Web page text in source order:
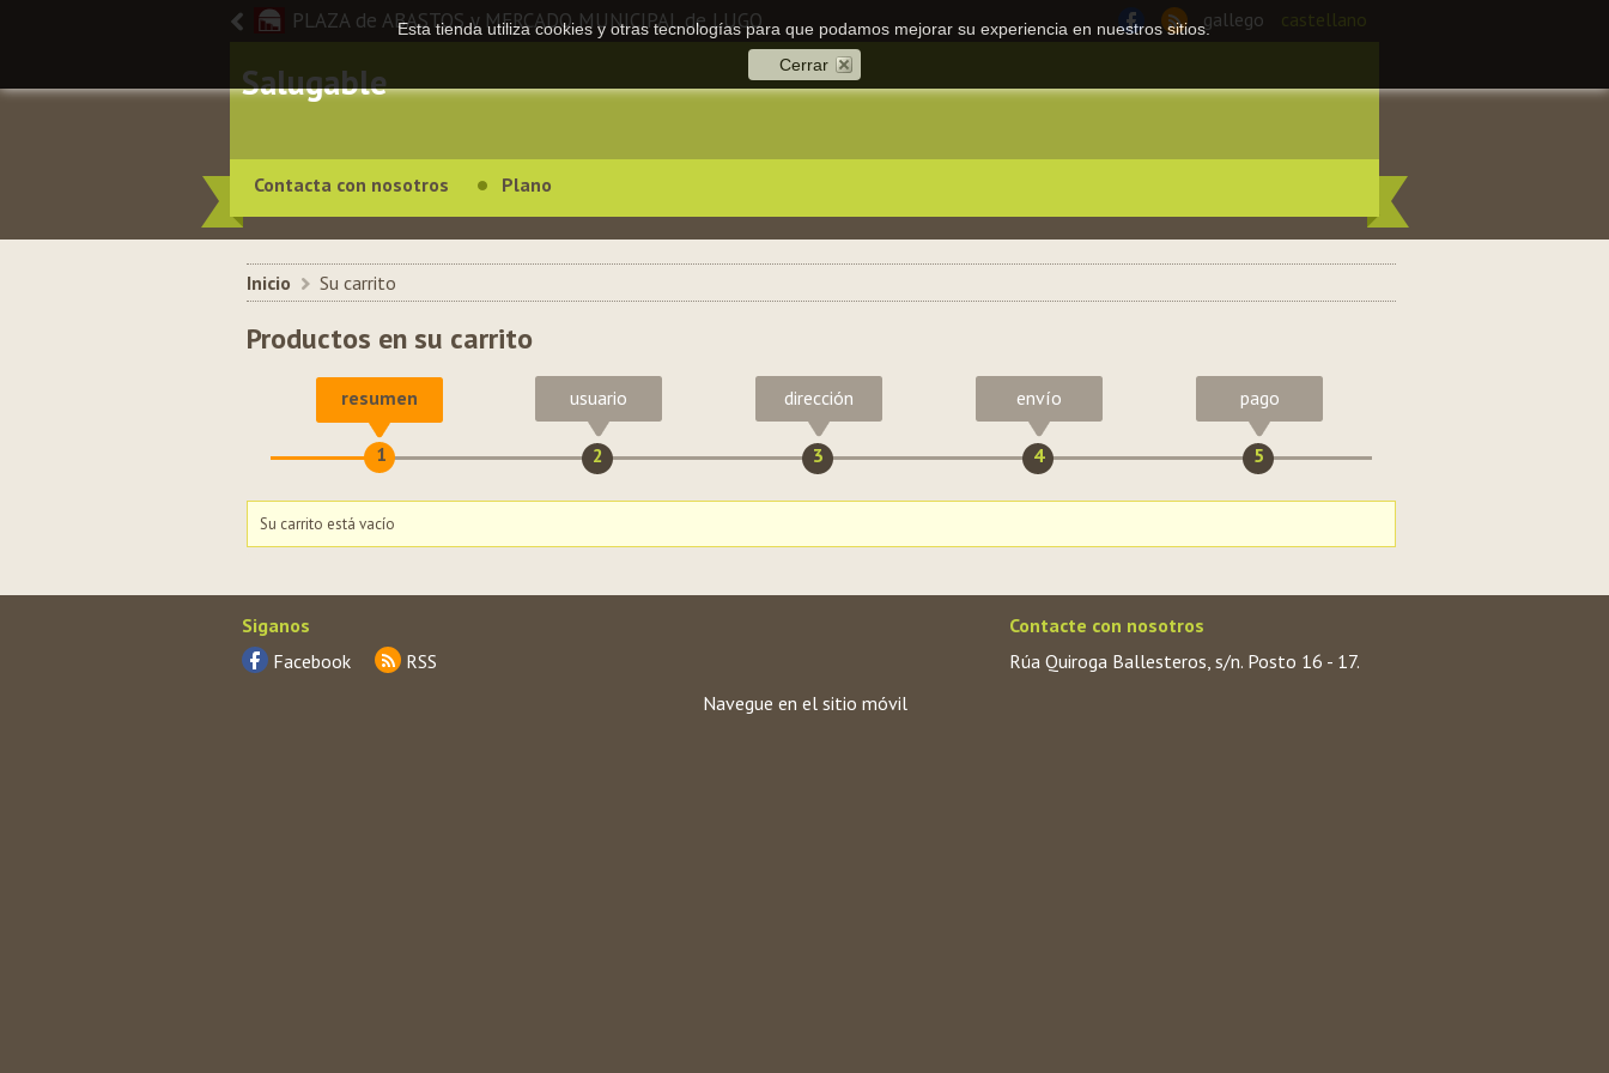
PLAZA de ABASTOS y MERCADO MUNICIPAL de LUGO
Salugable
gallego castellano
Contacta con nosotros Plano
Inicio > Su carrito
Productos en su carrito
resumen
1
usuario
2
dirección
3
envío
4
pago
5
Su carrito está vacío
Esta tienda utiliza cookies y otras tecnologías para que podamos mejorar su experiencia en nuestros sitios.
Cerrar
Contacte con nosotros
Rúa Quiroga Ballesteros, s/n. Posto 16 - 17.
Siganos
Facebook
RSS
Navegue en el sitio móvil